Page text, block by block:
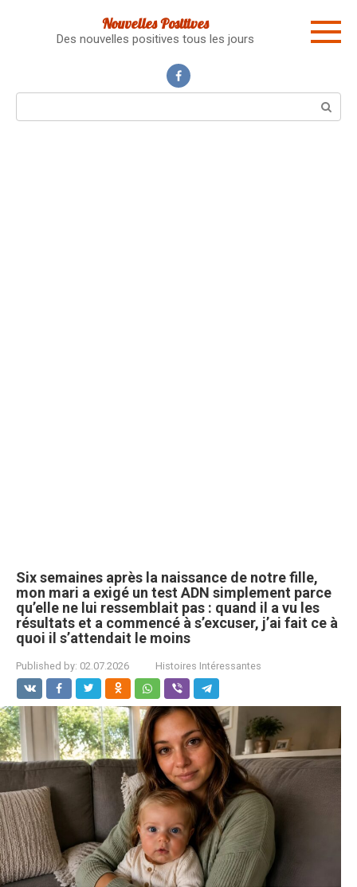
Nouvelles Positives
Des nouvelles positives tous les jours
Six semaines après la naissance de notre fille,
mon mari a exigé un test ADN simplement parce
qu’elle ne lui ressemblait pas : quand il a vu les
résultats et a commencé à s’excuser, j’ai fait ce à
quoi il s’attendait le moins
Published by: 02.07.2026 Histoires Intéressantes